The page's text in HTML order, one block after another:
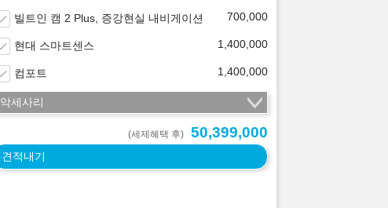
빌트인 캠 2 Plus, 증강현실 내비게이션 700,000
현대 스마트센스 1,400,000
컴포트 1,400,000
악세사리
(세제혜택 후) 50,399,000
견적내기